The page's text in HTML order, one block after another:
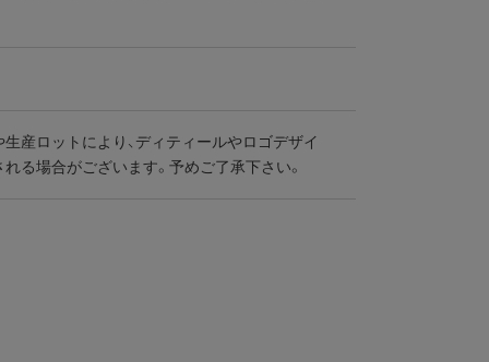
産ロットにより、ディティールやロゴデザイ
る場合がございます。予めご了承下さい。